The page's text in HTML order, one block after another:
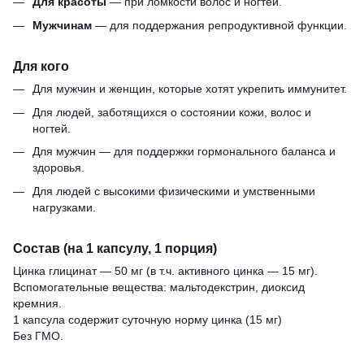
Мужчинам — для поддержания репродуктивной функции.
Для кого
Для мужчин и женщин, которые хотят укрепить иммунитет.
Для людей, заботящихся о состоянии кожи, волос и
ногтей.
Для мужчин — для поддержки гормонального баланса и
здоровья.
Для людей с высокими физическими и умственными
нагрузками.
Состав (на 1 капсулу, 1 порция)
Цинка глицинат — 50 мг (в т.ч. активного цинка — 15 мг).
Вспомогательные вещества: мальтодекстрин, диоксид
кремния.
1 капсула содержит суточную норму цинка (15 мг)
Без ГМО.